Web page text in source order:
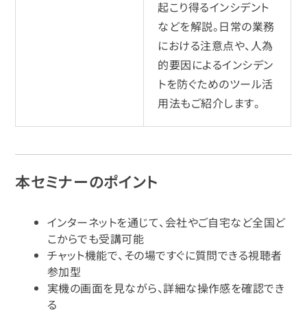
起こり得るインシデント
などを解説。日常の業務
における注意点や、人為
的要因によるインシデン
トを防ぐためのツール活
用法もご紹介します。
本セミナーのポイント
インターネットを通じて、会社やご自宅など全国ど
こからでも受講可能
チャット機能で、その場ですぐに質問できる視聴者
参加型
実機の画面を見ながら、詳細な操作感を確認でき
る